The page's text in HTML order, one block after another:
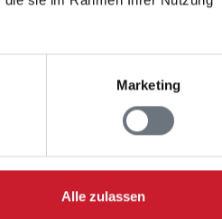
Marketing
Alle zulassen